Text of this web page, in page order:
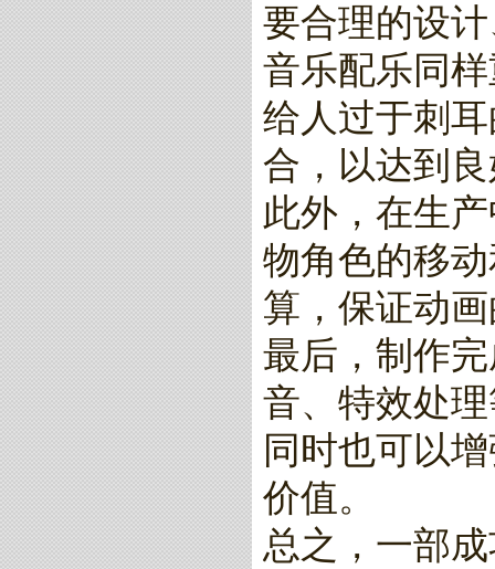
要合理的设
音乐配乐同
给人过于刺
合，以达到
此外，在生
物角色的移
算，保证动
最后，制作
音、特效处
同时也可以
价值。
总之，一部